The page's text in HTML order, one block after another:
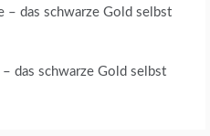
– das schwarze Gold selbst
das schwarze Gold selbst